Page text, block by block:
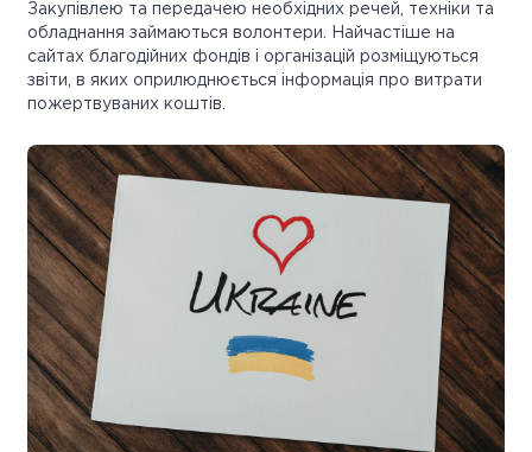
Закупівлею та передачею необхідних речей, техніки та
обладнання займаються волонтери. Найчастіше на
сайтах благодійних фондів і організацій розміщуються
звіти, в яких оприлюднюється інформація про витрати
пожертвуваних коштів.